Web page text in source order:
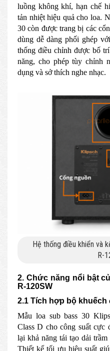
luồng không khí, hạn chế
tản nhiệt hiệu quả cho loa.
30 còn được trang bị các
dùng dễ dàng phối ghép
thống điều chỉnh được bố
năng, cho phép tùy chỉnh
dụng và sở thích nghe nhạc.
Hệ thống điều khiển và
R-
2. Chức năng nổi bật
R-120SW
2.1 Tích hợp bộ khuếch
Mẫu loa sub bass 30
Class D cho công suất cực
lại khả năng tái tạo dải
Thiết kế tối ưu hiệu suất